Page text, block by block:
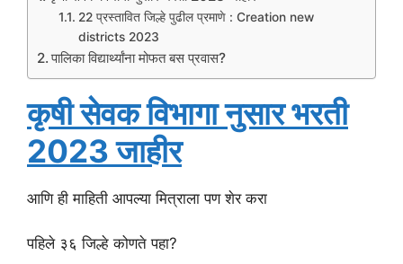
22 प्रस्तावित जिल्हे पुढील प्रमाणे : Creation new
districts 2023
पालिका विद्यार्थ्यांना मोफत बस प्रवास?
कृषी सेवक विभागा नुसार भरती
2023 जाहीर
आणि ही माहिती आपल्या मित्राला पण शेर करा
पहिले ३६ जिल्हे कोणते पहा?